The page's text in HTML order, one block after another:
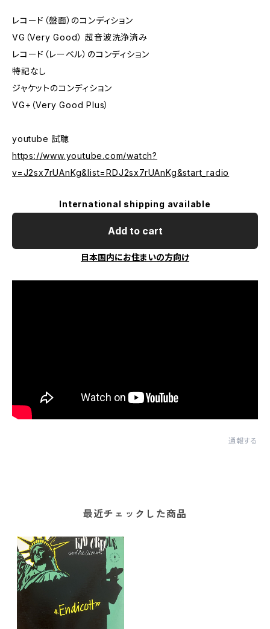
レコード（盤面）のコンディション
VG（Very Good） 超音波洗浄済み
レコード（レーベル）のコンディション
特記なし
ジャケットのコンディション
VG+（Very Good Plus）
youtube 試聴
https://www.youtube.com/watch?
v=J2sx7rUAnKg&list=RDJ2sx7rUAnKg&start_radio
International shipping available
Add to cart
日本国内にお住まいの方向け
通報する
最近チェックした商品